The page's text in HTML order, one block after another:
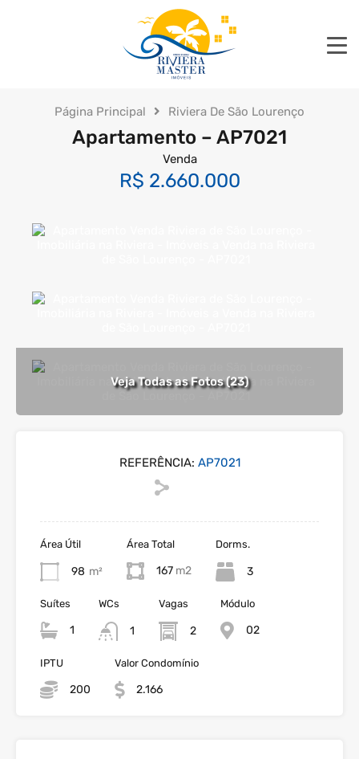
Página Principal Riviera De São Lourenço
Apartamento – AP7021
Venda
R$ 2.660.000
Veja Todas as Fotos (23)
REFERÊNCIA: AP7021
Dorms.
3
WCs
1
Vagas
2
Área Útil
98 m²
Área Total
167
Suítes
1
Módulo
02
IPTU
200
Valor Condomínio
2.166